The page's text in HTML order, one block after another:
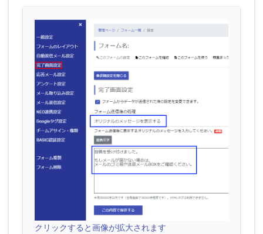
クリックすると画像が拡大されます